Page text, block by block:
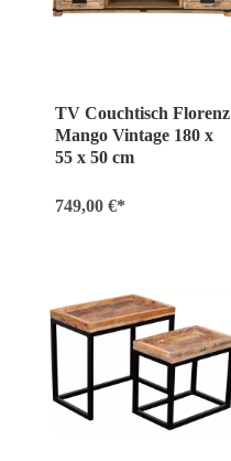
TV Couchtisch Florenz
Mango Vintage 180 x
55 x 50 cm
749,00 €*